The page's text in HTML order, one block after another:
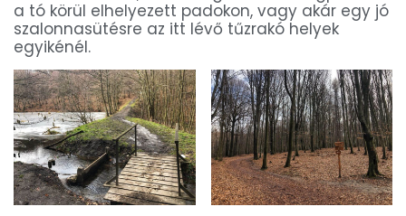
a tó körül elhelyezett padokon, vagy akár egy jó
szalonnasütésre az itt lévő tűzrakó helyek
egyikénél.